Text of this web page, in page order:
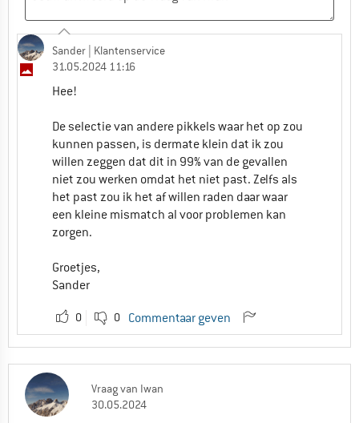
Sander | Klantenservice
31.05.2024 11:16
Hee!
De selectie van andere pikkels waar het op zou
kunnen passen, is dermate klein dat ik zou
willen zeggen dat dit in 99% van de gevallen
niet zou werken omdat het niet past. Zelfs als
het past zou ik het af willen raden daar waar
een kleine mismatch al voor problemen kan
zorgen.
Groetjes,
Sander
0 0 Commentaar geven
Vraagvan Iwan
30.05.2024